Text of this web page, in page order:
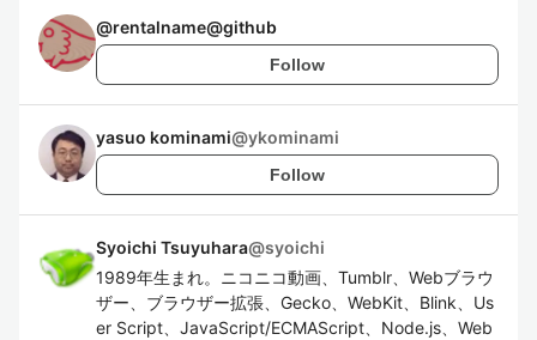
@rentalname@github
Follow
yasuo kominami@ykominami
Follow
Syoichi Tsuyuhara@syoichi
1989年生まれ。ニコニコ動画、Tumblr、Webブラウ
ザー、ブラウザー拡張、Gecko、WebKit、Blink、Us
er Script、JavaScript/ECMAScript、Node.js、Web